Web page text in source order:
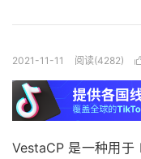
2021-11-11 阅读(4282)
VestaCP 是一种用于